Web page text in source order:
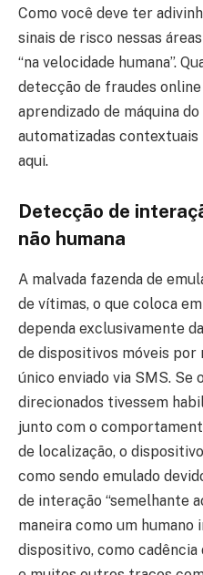
Como você deve ter
sinais de risco nessas
“na velocidade humana”.
detecção de fraudes
aprendizado de máquina
automatizadas
aqui.
Detecção de
não humana
A malvada fazenda de
de vítimas, o que coloca
dependa exclusivamente
de dispositivos móveis por
único enviado via SMS. Se
direcionados tivessem
junto com o
de localização, o
como sendo emulado
de interação “semelhante
maneira como um humano
dispositivo, como